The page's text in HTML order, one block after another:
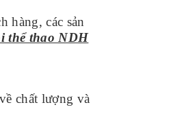
hàng, các sản
thể thao NDH
chất lượng và